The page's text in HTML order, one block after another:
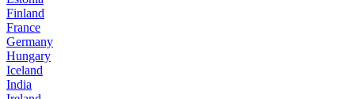
Finland
France
Germany
Hungary
Iceland
India